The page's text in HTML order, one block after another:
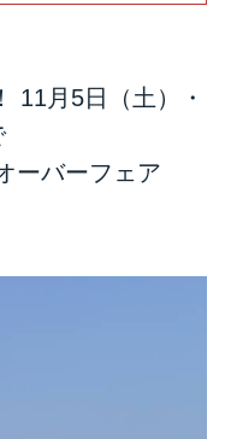
11月5日（土）・
ーバーフェア